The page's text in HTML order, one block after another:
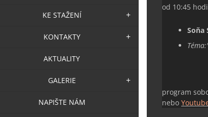
KE STAŽENÍ
KONTAKTY
AKTUALITY
GALERIE
NAPIŠTE NÁM
od 10:45
Soňa
program
nebo